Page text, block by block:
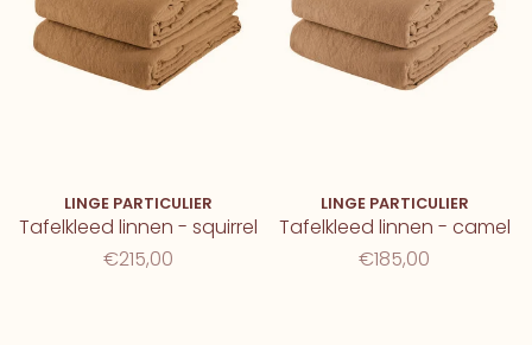
LINGE PARTICULIER
Tafelkleed linnen - squirrel
€215,00
LINGE PARTICULIER
Tafelkleed linnen - camel
€185,00